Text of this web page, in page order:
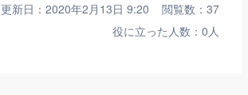
更新日：2020年2月13日 9:20
閲覧数：37
役に立った人数：0人